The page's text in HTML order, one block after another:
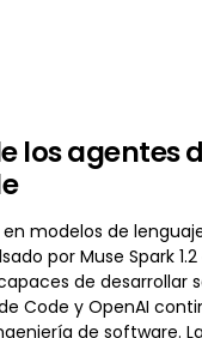
los
modelos de
por Muse Spark
de
Code y OpenAI
de software.